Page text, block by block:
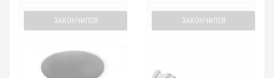
ЗАКОНЧИЛСЯ ЗАКОНЧИЛСЯ